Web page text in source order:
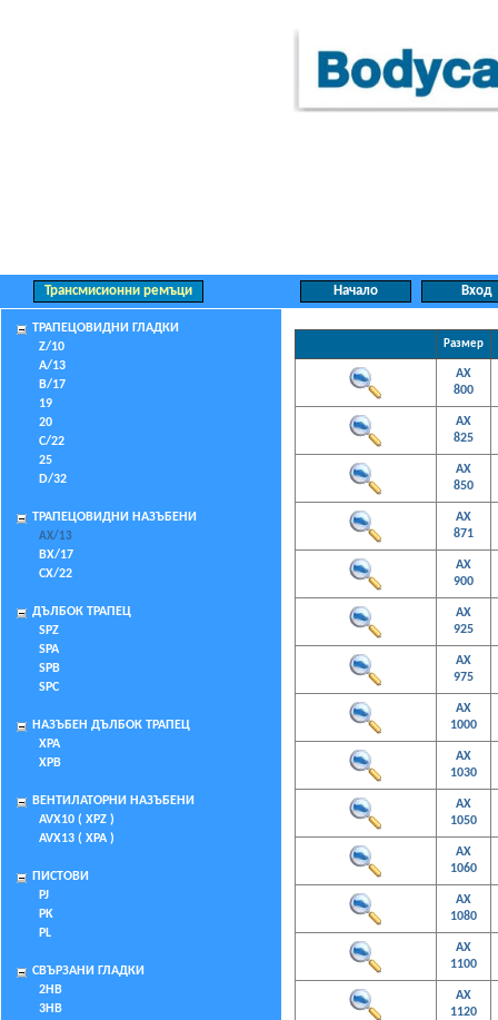
ТРАПЕЦОВИДНИ ГЛАДКИ
Z/10
A/13
B/17
19
20
C/22
25
D/32
ТРАПЕЦОВИДНИ НАЗЪБЕНИ
AX/13
BX/17
CX/22
ДЪЛБОК ТРАПЕЦ
SPZ
SPA
SPB
SPC
НАЗЪБЕН ДЪЛБОК ТРАПЕЦ
XPA
XPB
ВЕНТИЛАТОРНИ НАЗЪБЕНИ
AVX10 ( XPZ )
AVX13 ( XPA )
ПИСТОВИ
PJ
PK
PL
СВЪРЗАНИ ГЛАДКИ
2HB
3HB
Размер
AX
800
AX
825
AX
850
AX
871
AX
900
AX
925
AX
975
AX
1000
AX
1030
AX
1050
AX
1060
AX
1080
AX
1100
AX
1120